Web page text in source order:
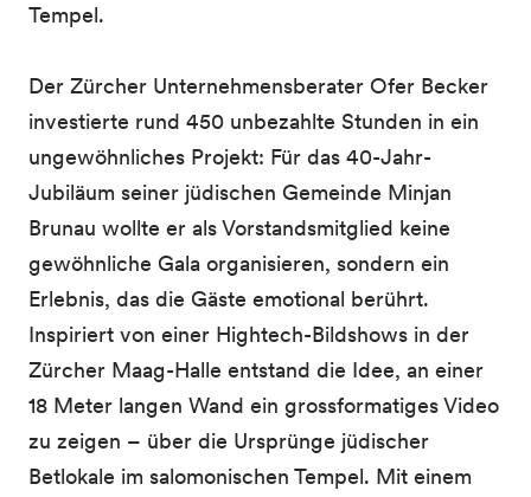
Tempel.
Der Zürcher Unternehmensberater Ofer Becker
investierte rund 450 unbezahlte Stunden in ein
ungewöhnliches Projekt: Für das 40-Jahr-
Jubiläum seiner jüdischen Gemeinde Minjan
Brunau wollte er als Vorstandsmitglied keine
gewöhnliche Gala organisieren, sondern ein
Erlebnis, das die Gäste emotional berührt.
Inspiriert von einer Hightech-Bildshows in der
Zürcher Maag-Halle entstand die Idee, an einer
18 Meter langen Wand ein grossformatiges Video
zu zeigen – über die Ursprünge jüdischer
Betlokale im salomonischen Tempel. Mit einem